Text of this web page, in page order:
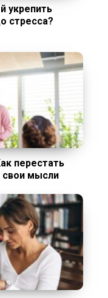
укрепить
стресса?
перестать
свои мысли